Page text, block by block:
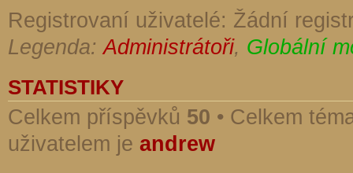
Registrovaní uživatelé: Žádní
Legenda:Administrátoři, Globální
STATISTIKY
Celkem příspěvků 50 • Celkem
uživatelem je andrew